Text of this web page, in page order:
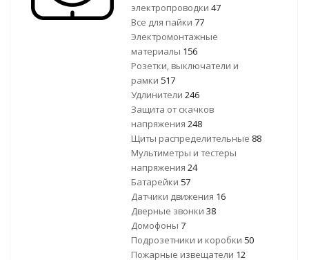
электропроводки 47
Все для пайки 77
Электромонтажные
материалы 156
Розетки, выключатели и
рамки 517
Удлинители 246
Защита от скачков
напряжения 248
Щиты распределительные 88
Мультиметры и тестеры
напряжения 24
Батарейки 57
Датчики движения 16
Дверные звонки 38
Домофоны 7
Подрозетники и коробки 50
Пожарные извещатели 12